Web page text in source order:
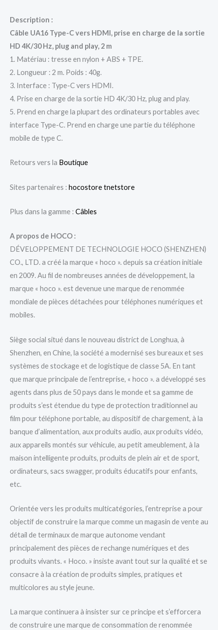
Description :
Câble UA16 Type-C vers HDMI, prise en charge de la sortie
HD 4K/30 Hz, plug and play, 2 m
1. Matériau : tresse en nylon + ABS + TPE.
2. Longueur : 2 m. Poids : 40g.
3. Interface : Type-C vers HDMI.
4. Prise en charge de la sortie HD 4K/30 Hz, plug and play.
5. Prend en charge la plupart des ordinateurs portables avec
interface Type-C. Prend en charge une partie du téléphone
mobile de type C.
Retours vers la Boutique
Sites partenaires : hocostoretnetstore
Plus dans la gamme : Câbles
A propos de HOCO :
DÉVELOPPEMENT DE TECHNOLOGIE HOCO (SHENZHEN)
CO., LTD. a créé la marque « hoco ». depuis sa création initiale
en 2009. Au fil de nombreuses années de développement, la
marque « hoco ». est devenue une marque de renommée
mondiale de pièces détachées pour téléphones numériques et
mobiles.
Siège social situé dans le nouveau district de Longhua, à
Shenzhen, en Chine, la société a modernisé ses bureaux et ses
systèmes de stockage et de logistique de classe 5A. En tant
que marque principale de l’entreprise, « hoco ». a développé ses
agents dans plus de 50 pays dans le monde et sa gamme de
produits s’est étendue du type de protection traditionnel au
film pour téléphone portable, au dispositif de chargement, à la
banque d’alimentation, aux produits audio, aux produits vidéo,
aux appareils montés sur véhicule, au petit ameublement, à la
maison intelligente produits, produits de plein air et de sport,
ordinateurs, sacs swagger, produits éducatifs pour enfants,
etc.
Orientée vers les produits multicatégories, l’entreprise a pour
objectif de construire la marque comme un magasin de vente au
détail de terminaux de marque autonome vendant
principalement des pièces de rechange numériques et des
produits vivants. « Hoco. » insiste avant tout sur la qualité et se
consacre à la création de produits simples, pratiques et
multicolores au style jeune.
La marque continuera à insister sur ce principe et s’efforcera
de construire une marque de consommation de renommée